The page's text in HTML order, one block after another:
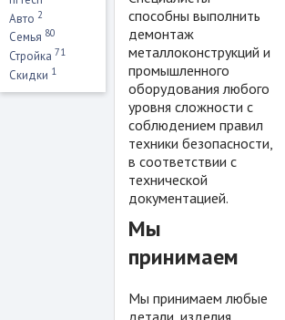
Авто 2
Семья 80
Стройка 71
Скидки 1
способны выполнить
демонтаж
металлоконструкций и
промышленного
оборудования любого
уровня сложности с
соблюдением правил
техники безопасности,
в соответствии с
технической
документацией.
Мы
принимаем
Мы принимаем любые
детали, изделия,